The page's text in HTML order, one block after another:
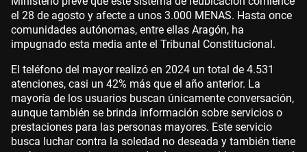
el 28 de agosto y afecte a unos 3.000 MENAS. Hasta once
comunidades autónomas, entre ellas Aragón, ha
impugnado esta media ante el Tribunal Constitucional.
El teléfono del mayor realizó en 2024 un total de 4.531
atenciones, casi un 42% más que el año anterior. La
mayoría de los usuarios buscan únicamente conversación,
aunque también se brinda información sobre servicios o
prestaciones para las personas mayores. Este servicio
busca luchar contra la soledad no deseada y también tiene